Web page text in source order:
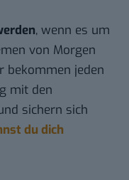
, wenn es um
von Morgen
bekommen jeden
mit den
sichern sich
du dich